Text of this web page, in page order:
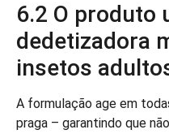
6.2 O produto
dedetizadora
insetos
A formulação age em
praga – garantindo que